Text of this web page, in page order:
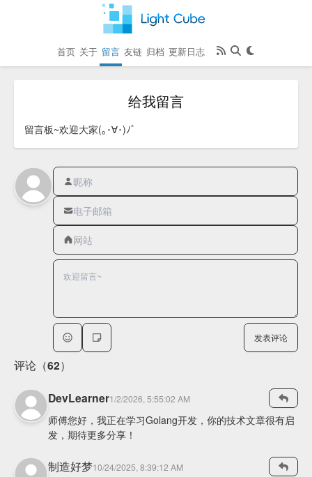
首页 关于 留言 友链 归档 更新日志
给我留言
留言板~欢迎大家(｡･∀･)ﾉﾞ
发表评论
评论（62）
DevLearner1/2/2026, 5:55:02 AM
师傅您好，我正在学习Golang开发，你的技术文章很有启
发，期待更多分享！
制造好梦10/24/2025, 8:39:12 AM